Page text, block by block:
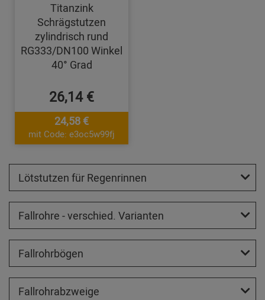
Titanzink
Schrägstutzen
zylindrisch rund
RG333/DN100 Winkel
40° Grad
26,14 €
24,58 €
mit Code: e3oc5w99fj
Lötstutzen für Regenrinnen
Fallrohre - verschied. Varianten
Fallrohrbögen
Fallrohrabzweige